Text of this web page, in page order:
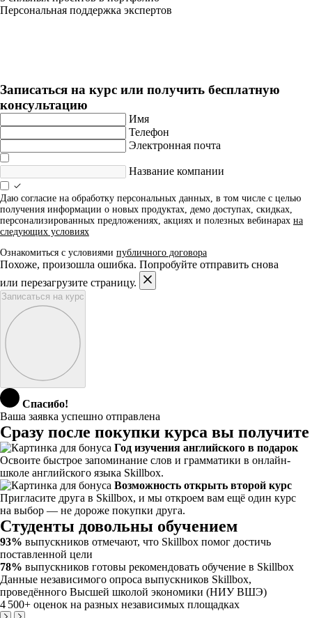
Персональная поддержка экспертов
Записаться на курс или получить бесплатную
консультацию
Имя
Телефон
Электронная почта
Название компании
Даю согласие на обработку персональных данных, в том числе с целью
получения информации о новых продуктах, демо доступах, скидках,
персонализированных предложениях, акциях и полезных вебинарах на
следующих условиях
Ознакомиться с условиями публичного договора
Похоже, произошла ошибка. Попробуйте отправить снова
или перезагрузите страницу.
Записаться на курс
Спасибо!
Ваша заявка успешно отправлена
Сразу после покупки курса вы получите
Год изучения английского в подарок
Освоите быстрое запоминание слов и грамматики в онлайн-
школе английского языка Skillbox.
Возможность открыть второй курс
Пригласите друга в Skillbox, и мы откроем вам ещё один курс
на выбор — не дороже покупки друга.
Студенты довольны обучением
93% выпускников отмечают, что Skillbox помог достичь
поставленной цели
78% выпускников готовы рекомендовать обучение в Skillbox
Данные независимого опроса выпускников Skillbox,
проведённого Высшей школой экономики (НИУ ВШЭ)
4 500+ оценок на разных независимых площадках